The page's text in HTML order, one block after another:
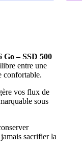
Go – SSD 500
entre une
confortable.
vos flux de
sous
sacrifier la